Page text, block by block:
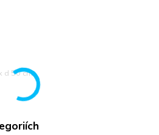
d 50 cm